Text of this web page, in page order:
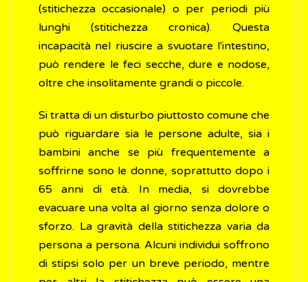
(stitichezza occasionale) o per periodi più
lunghi (stitichezza cronica). Questa
incapacità nel riuscire a svuotare l'intestino,
può rendere le feci secche, dure e nodose,
oltre che insolitamente grandi o piccole.
Si tratta di un disturbo piuttosto comune che
può riguardare sia le persone adulte, sia i
bambini anche se più frequentemente a
soffrirne sono le donne, soprattutto dopo i
65 anni di età. In media, si dovrebbe
evacuare una volta al giorno senza dolore o
sforzo. La gravità della stitichezza varia da
persona a persona. Alcuni individui soffrono
di stipsi solo per un breve periodo, mentre